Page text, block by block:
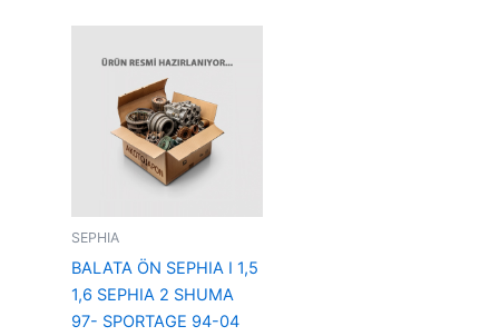
SEPHIA
BALATA ÖN SEPHIA I 1,5
1,6 SEPHIA 2 SHUMA
97- SPORTAGE 94-04